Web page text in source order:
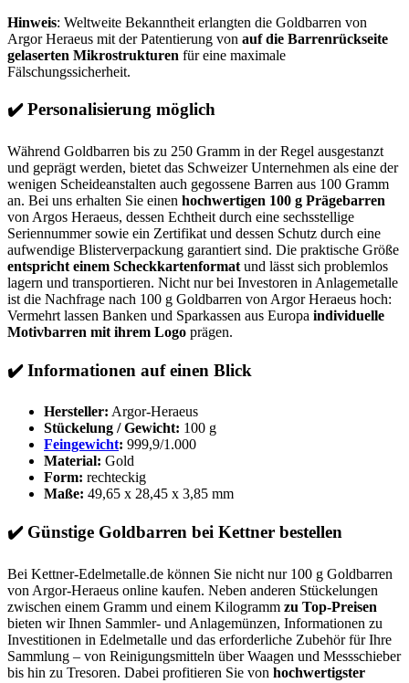
Hinweis: Weltweite Bekanntheit erlangten die Goldbarren von
Argor Heraeus mit der Patentierung von auf die Barrenrückseite
gelaserten Mikrostrukturen für eine maximale
Fälschungssicherheit.
✔️Personalisierung möglich
Während Goldbarren bis zu 250 Gramm in der Regel ausgestanzt
und geprägt werden, bietet das Schweizer Unternehmen als eine der
wenigen Scheideanstalten auch gegossene Barren aus 100 Gramm
an. Bei uns erhalten Sie einen hochwertigen 100 g Prägebarren
von Argos Heraeus, dessen Echtheit durch eine sechsstellige
Seriennummer sowie ein Zertifikat und dessen Schutz durch eine
aufwendige Blisterverpackung garantiert sind. Die praktische Größe
entspricht einem Scheckkartenformat und lässt sich problemlos
lagern und transportieren. Nicht nur bei Investoren in Anlagemetalle
ist die Nachfrage nach 100 g Goldbarren von Argor Heraeus hoch:
Vermehrt lassen Banken und Sparkassen aus Europa individuelle
Motivbarren mit ihrem Logo prägen.
✔️Informationen auf einen Blick
Hersteller: Argor-Heraeus
Stückelung / Gewicht: 100 g
Feingewicht: 999,9/1.000
Material: Gold
Form: rechteckig
Maße: 49,65 x 28,45 x 3,85 mm
✔️Günstige Goldbarren bei Kettner bestellen
Bei Kettner-Edelmetalle.de können Sie nicht nur 100 g Goldbarren
von Argor-Heraeus online kaufen. Neben anderen Stückelungen
zwischen einem Gramm und einem Kilogramm zu Top-Preisen
bieten wir Ihnen Sammler- und Anlagemünzen, Informationen zu
Investitionen in Edelmetalle und das erforderliche Zubehör für Ihre
Sammlung – von Reinigungsmitteln über Waagen und Messschieber
bis hin zu Tresoren. Dabei profitieren Sie von hochwertigster